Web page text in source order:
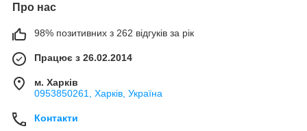
Про нас
98% позитивних з 262 відгуків за рік
Працює з 26.02.2014
м. Харків
0953850261, Харків, Україна
Контакти